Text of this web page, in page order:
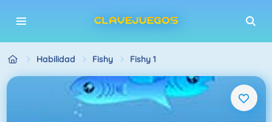
Habilidad Fishy Fishy 1